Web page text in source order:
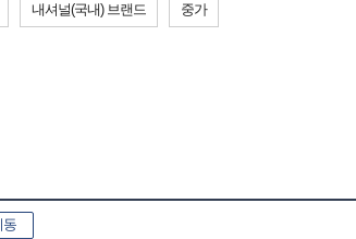
내셔널(국내) 브랜드 중가
동